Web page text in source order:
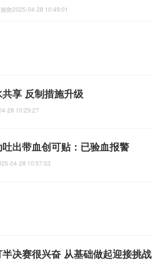
救2025-04-28 10:49:01
享 反制措施升级
28 10:29:27
出带血创可贴：已验血报警
04-28 10:57:53
决赛很兴奋 从基础做起迎接挑战